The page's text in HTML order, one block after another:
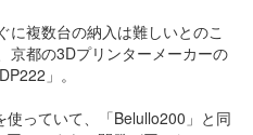
に複数台の納入は難しいとのこ
京都の3Dプリンターメーカーの
」。
っていて、「Belullo200」と同